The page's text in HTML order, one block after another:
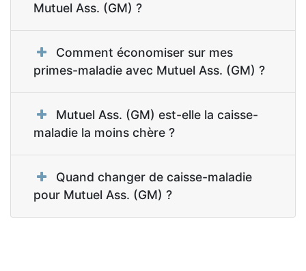
Mutuel Ass. (GM) ?
Comment économiser sur mes
primes-maladie avec Mutuel Ass. (GM) ?
Mutuel Ass. (GM) est-elle la caisse-
maladie la moins chère ?
Quand changer de caisse-maladie
pour Mutuel Ass. (GM) ?